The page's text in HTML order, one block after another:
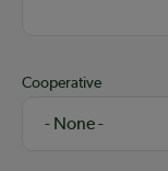
Cooperative